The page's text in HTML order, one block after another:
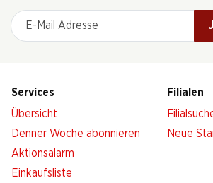
E-Mail Adresse
Services
Übersicht
Denner Woche abonnieren
Aktionsalarm
Einkaufsliste
Filialen
Neue